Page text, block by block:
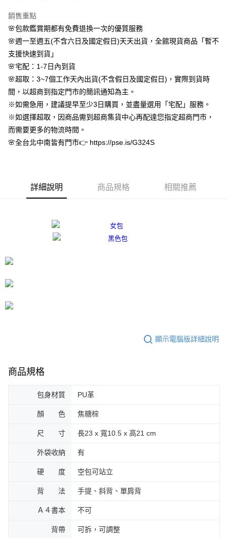
聯邦商業銀行
元大商業銀行
永豐商業銀行
台新國際商業銀行
中國信託商業銀行
台灣樂天信用卡公司
匯豐（台灣）商業銀行
聯邦商業銀行
遠東國際商業銀行
元大商業銀行
永豐商業銀行
玉山商業銀行
台灣樂天信用卡公司
悠遊付
Google Pay
【關於「AFTEE先享後付」】
AFTEE先享後付是「在收到商品之後才付款」的支付方式。 讓您購物簡單
便利好安心！
１．簡單：不需註冊會員、不需綁卡、不需儲值。
２．便利：只要手機號碼，簡訊認證，即可結帳。
３．安心：先確認商品／服務後，再付款。
【「AFTEE先享後付」結帳流程】
３．收到繳費通知簡訊後14天內，點擊此簡訊中的連結，可透過四大超商／
後付繳納相關費用。
※ 交易是否成功請以「AFTEE先享後付 」之結帳頁面顯示為準，若有關於
是否繳費成功／繳費後需取消欲退款等相關疑問，請聯繫「AFTEE先享後付
【注意事項】
易，需依本服務之必要範圍內提供個人資料，並將交易相關給付款項請求債
２．關於個人資料處理事宜，請瀏覽以下網址：
請求用戶進行身份認證。
５．嚴禁一人註冊多個帳號或使用他人資訊註冊。若發現惡意使用之情形，
ATM付款
運送方式
付款後全家取貨
每筆NT$80，滿NT$3,000(含以上)免運費
海外宅配
銷售重點
🌸包款鑑賞期都有免費退換一次的優質服務
🌸週一至週五(不含六日及國定假日)天天出貨，全館現貨商品「暫不
支援快速到貨」
🌸宅配：1-7日內到貨
🌸超取：3~7個工作天內出貨(不含假日及國定假日)，實際到貨時
間，以超商到指定門市的簡訊通知為主。
※如需急用，建議提早至少3日購買，並盡量選用「宅配」服務。
※如選擇超取，因商品需到超商集貨中心再配達您指定超商門市，
而需要更多的物流時間。
🌸全台北中南皆有門市👉 https://pse.is/G324S
詳細說明 商品規格 相關推薦
顯示電腦版詳細說明
商品規格
包身材質 PU革
顏 色 焦糖棕
尺 寸 長23 x 寬10.5 x 高21 cm
外袋收納 有
硬 度 空包可站立
背 法 手提、斜背、單肩背
Ａ４書本 不可
背帶 可拆，可調整